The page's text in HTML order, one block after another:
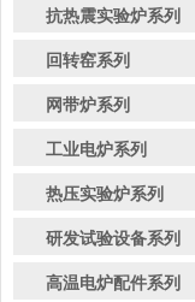
抗热震实验炉系列
回转窑系列
网带炉系列
工业电炉系列
热压实验炉系列
研发试验设备系列
高温电炉配件系列